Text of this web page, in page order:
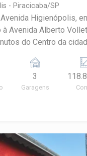
- Piracicaba/SP
à Avenida Alberto
do Centro da
m² de área
lavanderia Vagas 03 vagas
às principais vias da
clínicas, lojas e
3
Garagens